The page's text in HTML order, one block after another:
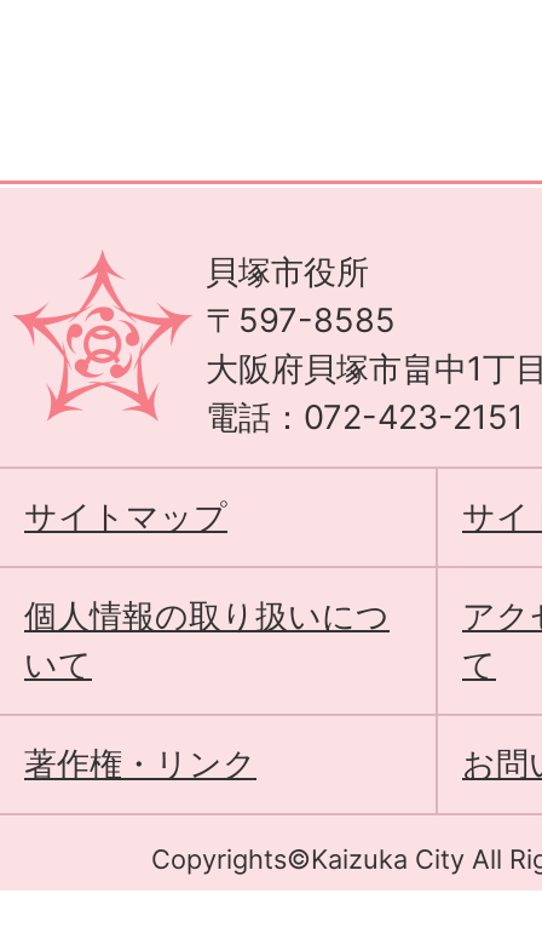
貝塚市役所
〒597-8585
大阪府貝塚市畠中1丁
電話：072-423-2151
サイトマップ サイ
個人情報の取り扱いにつ
いて
アク
て
著作権・リンク お問
Copyrights©Kaizuka City All